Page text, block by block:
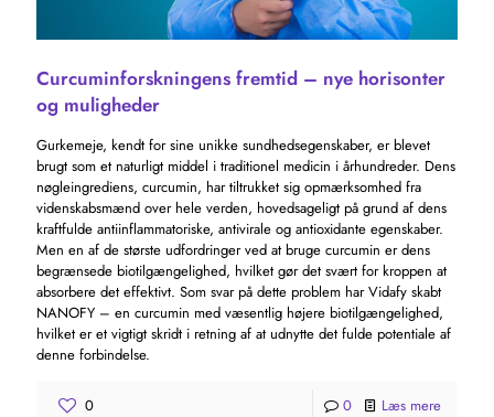
Curcuminforskningens fremtid – nye horisonter
og muligheder
Gurkemeje, kendt for sine unikke sundhedsegenskaber, er blevet
brugt som et naturligt middel i traditionel medicin i århundreder. Dens
nøgleingrediens, curcumin, har tiltrukket sig opmærksomhed fra
videnskabsmænd over hele verden, hovedsageligt på grund af dens
kraftfulde antiinflammatoriske, antivirale og antioxidante egenskaber.
Men en af ​​de største udfordringer ved at bruge curcumin er dens
begrænsede biotilgængelighed, hvilket gør det svært for kroppen at
absorbere det effektivt. Som svar på dette problem har Vidafy skabt
NANOFY – en curcumin med væsentlig højere biotilgængelighed,
hvilket er et vigtigt skridt i retning af at udnytte det fulde potentiale af
denne forbindelse.
0 0 Læs mere